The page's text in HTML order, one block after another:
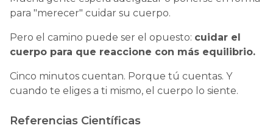
para "merecer" cuidar su cuerpo.
Pero el camino puede ser el opuesto: cuidar el
cuerpo para que reaccione con más equilibrio.
Cinco minutos cuentan. Porque tú cuentas. Y
cuando te eliges a ti mismo, el cuerpo lo siente.
Referencias Científicas